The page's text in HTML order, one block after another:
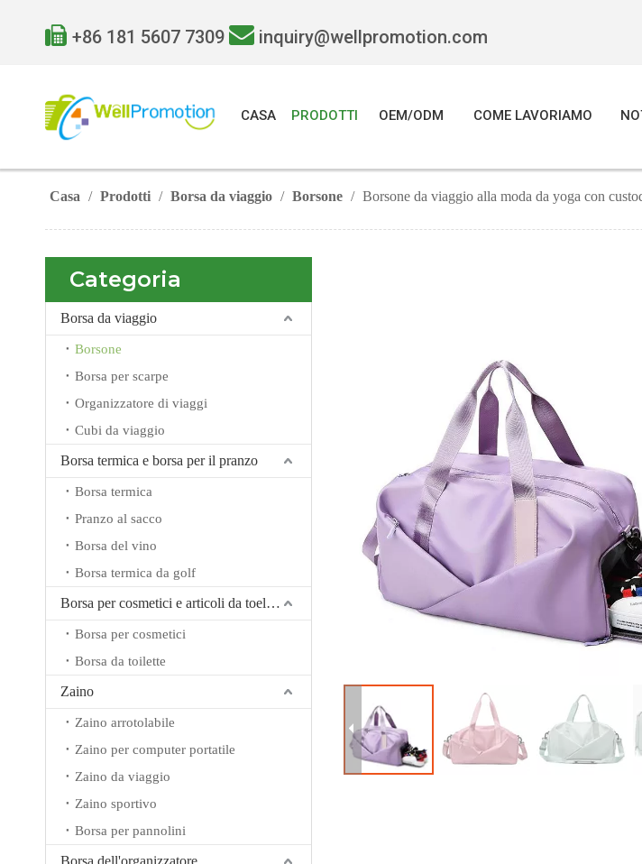
 +86 181 5607 7309  inquiry@wellpromotion.com
CASA PRODOTTI OEM/ODM COME LAVORIAMO
Casa / Prodotti / Borsa da viaggio / Borsone / Borsone da viaggio alla moda da yoga con
Categoria
Borsa da viaggio
Borsone
Borsa per scarpe
Organizzatore di viaggi
Cubi da viaggio
Borsa termica e borsa per il pranzo
Borsa termica
Pranzo al sacco
Borsa del vino
Borsa termica da golf
Borsa per cosmetici e articoli da toeletta
Borsa per cosmetici
Borsa da toilette
Zaino
Zaino arrotolabile
Zaino per computer portatile
Zaino da viaggio
Zaino sportivo
Borsa per pannolini